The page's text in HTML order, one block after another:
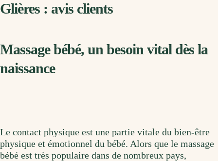
Glières : avis clients
Massage bébé, un besoin vital dès la
naissance
Le contact physique est une partie vitale du bien-être
physique et émotionnel du bébé. Alors que le massage
bébé est très populaire dans de nombreux pays,